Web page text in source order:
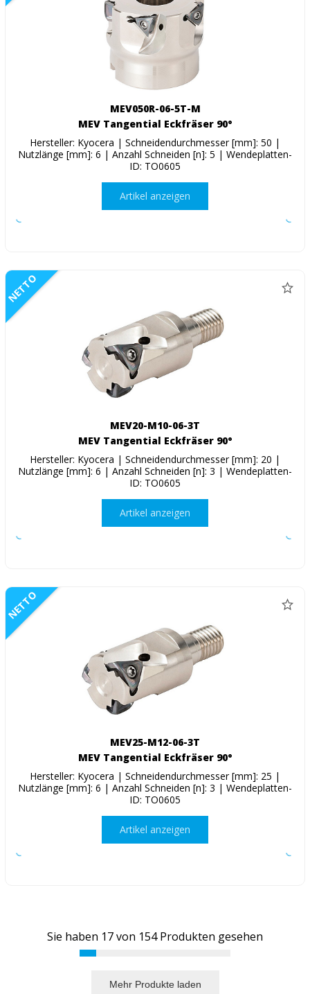
MEV050R-06-5T-M
MEV Tangential Eckfräser 90°
Hersteller: Kyocera | Schneidendurchmesser [mm]: 50 |
Nutzlänge [mm]: 6 | Anzahl Schneiden [n]: 5 | Wendeplatten-
ID: TO0605
Artikel anzeigen
NETTO
MEV20-M10-06-3T
MEV Tangential Eckfräser 90°
Hersteller: Kyocera | Schneidendurchmesser [mm]: 20 |
Nutzlänge [mm]: 6 | Anzahl Schneiden [n]: 3 | Wendeplatten-
ID: TO0605
Artikel anzeigen
NETTO
MEV25-M12-06-3T
MEV Tangential Eckfräser 90°
Hersteller: Kyocera | Schneidendurchmesser [mm]: 25 |
Nutzlänge [mm]: 6 | Anzahl Schneiden [n]: 3 | Wendeplatten-
ID: TO0605
Artikel anzeigen
Sie haben 17von 154Produkten gesehen
Mehr Produkte laden